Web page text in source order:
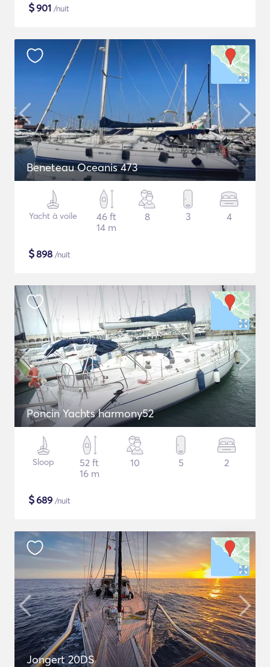
$901 /nuit
Beneteau Oceanis 473
Yacht à voile
46 ft
14 m
8 3 4
$898 /nuit
Poncin Yachts harmony52
Sloop
52 ft
16 m
10 5 2
$689 /nuit
Jongert 20DS